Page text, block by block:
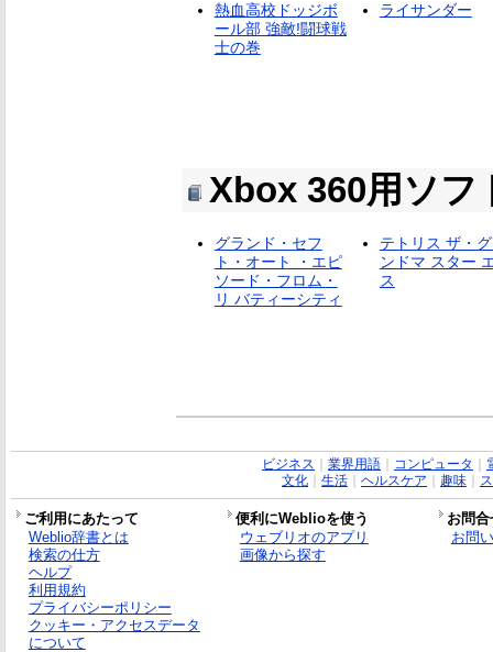
熱血高校ドッジボ
ール部 強敵!闘球戦
士の巻
ライサンダー
Xbox 360用ソフ
グランド・セフ
ト・オート ・エピ
ソード・フロム・
リ バティーシティ
テトリス ザ・
ンドマ スター
ス
ビジネス 業界用語｜ コンピュータ
文化｜ 生活｜ ヘルスケア 趣味｜
ご利用にあたって 便利にWeblioを使う
お問
Weblio辞書とは
検索の仕方
ヘルプ
利用規約
プライバシーポリシー
クッキー・アクセスデータ
について
ウェブリオのアプリ
画像から探す
お問